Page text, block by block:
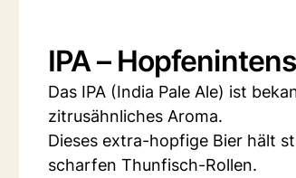
IPA –
Das IPA (India Pale Ale) ist
zitrusähnliches Aroma.
Dieses extra-hopfige Bier hält
scharfen Thunfisch-Rollen.